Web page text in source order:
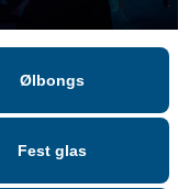
Ølbongs
Fest glas